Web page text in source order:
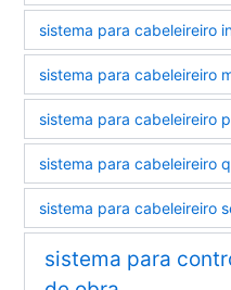
sistema para cabeleireiro
sistema para cabeleireiro
sistema para cabeleireiro
sistema para cabeleireiro
sistema para cabeleireiro
sistema para